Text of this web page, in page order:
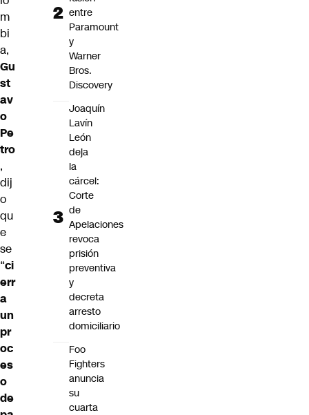
m
bi
a,
Gu
st
av
o
Pe
tro
,
dij
o
qu
e
se
“ci
err
a
un
pr
oc
es
o
de
entre
Paramount
y
Warner
Bros.
Discovery
Joaquín
Lavín
León
deja
la
cárcel:
Corte
de
Apelaciones
revoca
prisión
preventiva
y
decreta
arresto
domiciliario
Foo
Fighters
anuncia
su
cuarta